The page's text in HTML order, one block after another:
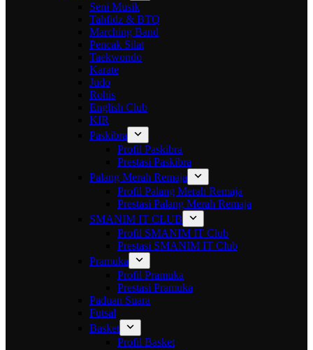
Seni Musik
Tahfidz & BTQ
Marching Band
Pencak Silat
Taekwondo
Karate
Judo
Rohis
English Club
KIR
Paskibra
Profil Paskibra
Prestasi Paskibra
Palang Merah Remaja
Profil Palang Merah Remaja
Prestasi Palang Merah Remaja
SMANIM IT CLUB
Profil SMANIM IT Club
Prestasi SMANIM IT Club
Pramuka
Profil Pramuka
Prestasi Pramuka
Paduan Suara
Futsal
Basket
Profil Basket